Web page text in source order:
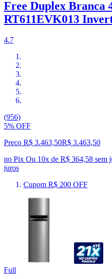
Free Duplex Branca
RT611EVK013
4.7
(956)
5% OFF
Preço R$ 3.463,50R$ 3.463,50
no Pix Ou 10x de R$ 364,58 sem
juros
Cupom R$ 200 OFF
Full